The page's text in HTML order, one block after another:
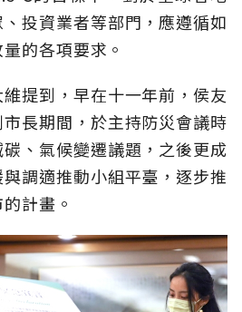
投資業者等部門，應遵循如
的各項要求。
提到，早在十一年前，侯友
長期間，於主持防災會議時
、氣候變遷議題，之後更成
調適推動小組平臺，逐步推
計畫。